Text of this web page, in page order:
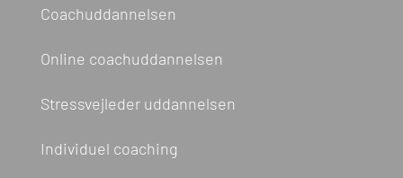
Coachuddannelsen
Online coachuddannelsen
Stressvejleder uddannelsen
Individuel coaching